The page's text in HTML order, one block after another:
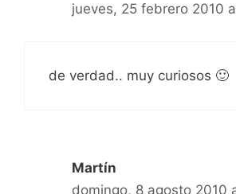
jueves, 25 febrero 2010
de verdad.. muy curiosos 🙂
Martín
domingo, 8 agosto 2010